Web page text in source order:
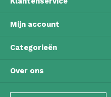
Mijn account
Categorieën
Over ons